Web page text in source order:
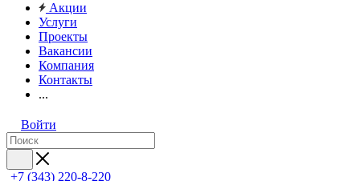
Акции
Услуги
Проекты
Вакансии
Компания
Контакты
...
Войти
+7 (343) 220-8-220